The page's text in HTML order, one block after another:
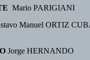
Mario PARIGIANI
Manuel ORTIZ
Jorge HERNANDO